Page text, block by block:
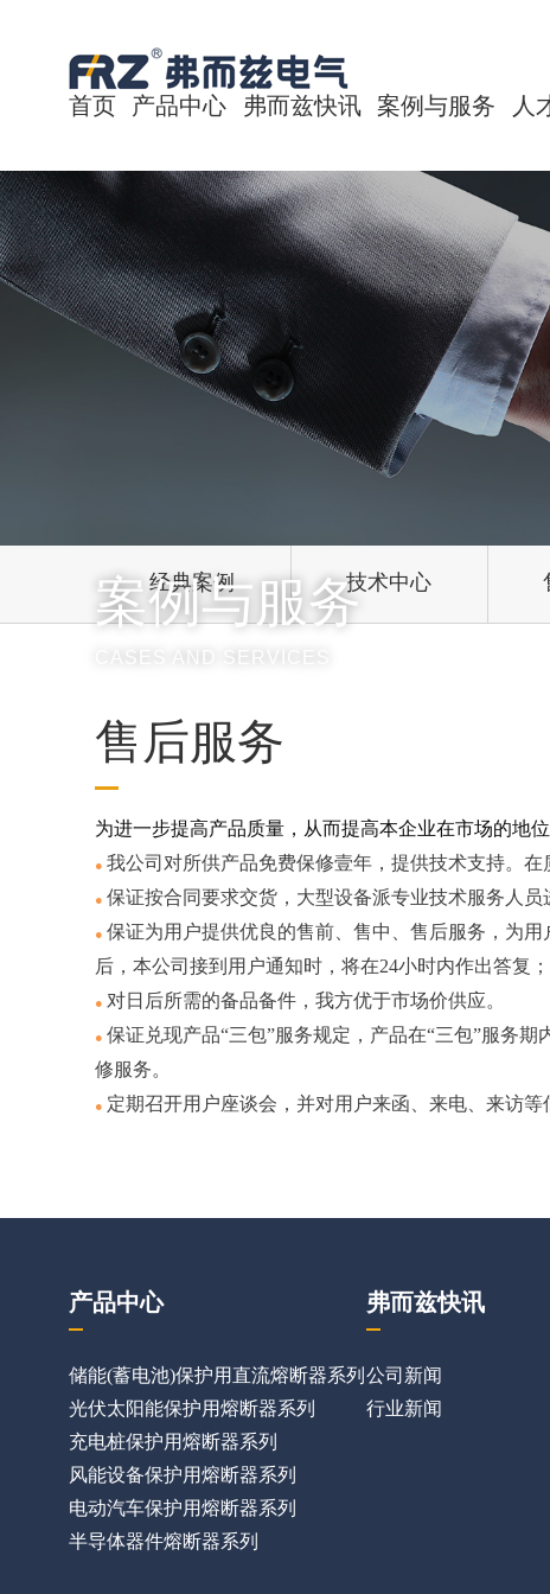
首页 产品中心
储能(蓄电池)保护用直流熔断器系列
光伏太阳能保护用熔断器系列
充电桩保护用熔断器系列
风能设备保护用熔断器系列
电动汽车保护用熔断器系列
半导体器件熔断器系列
弗而兹快讯
公司新闻
行业新闻
案例与服务
经典案例
技术中心
售后服务
人
案例与服务
CASES AND SERVICES
经典案例 技术中心
售后服务
为进一步提高产品质量，从而提高本企业在市场的地
● 我公司对所供产品免费保修壹年，提供技术支持。
● 保证按合同要求交货，大型设备派专业技术服务人
● 保证为用户提供优良的售前、售中、售后服务，为
后，本公司接到用户通知时，将在24小时内作出答复
● 对日后所需的备品备件，我方优于市场价供应。
● 保证兑现产品“三包”服务规定，产品在“三包”服务
修服务。
● 定期召开用户座谈会，并对用户来函、来电、来访
产品中心
储能(蓄电池)保护用直流熔断器系列
光伏太阳能保护用熔断器系列
充电桩保护用熔断器系列
风能设备保护用熔断器系列
电动汽车保护用熔断器系列
半导体器件熔断器系列
弗而兹快讯
公司新闻
行业新闻